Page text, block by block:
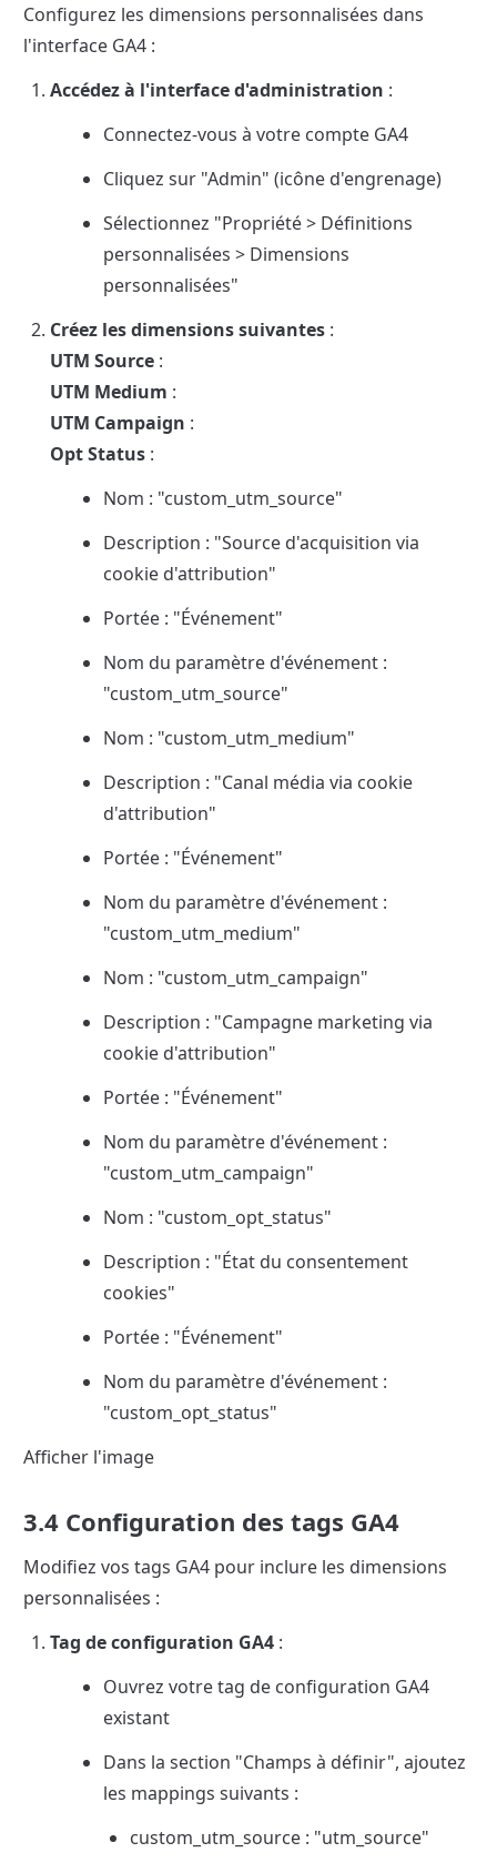
Configurez les dimensions personnalisées dans
l'interface GA4 :
Accédez à l'interface d'administration :
Connectez-vous à votre compte GA4
Cliquez sur "Admin" (icône d'engrenage)
Sélectionnez "Propriété > Définitions
personnalisées > Dimensions
personnalisées"
Créez les dimensions suivantes
UTM Source
UTM Medium
UTM Campaign
Opt Status :
Nom : "custom_utm_source"
Description : "Source d'acquisition via
cookie d'attribution"
Portée : "Événement"
Nom du paramètre d'événement :
"custom_utm_source"
Nom : "custom_utm_medium"
Description : "Canal média via cookie
d'attribution"
Portée : "Événement"
Nom du paramètre d'événement :
"custom_utm_medium"
Nom : "custom_utm_campaign"
Description : "Campagne marketing via
cookie d'attribution"
Portée : "Événement"
Nom du paramètre d'événement :
"custom_utm_campaign"
Nom : "custom_opt_status"
Description : "État du consentement
cookies"
Portée : "Événement"
Nom du paramètre d'événement :
"custom_opt_status"
Afficher l'image
3.4 Configuration des tags GA4
Modifiez vos tags GA4 pour inclure les dimensions
personnalisées :
Tag de configuration GA4 :
Ouvrez votre tag de configuration GA4
existant
Dans la section "Champs à définir", ajoutez
les mappings suivants :
custom_utm_source : "utm_source"